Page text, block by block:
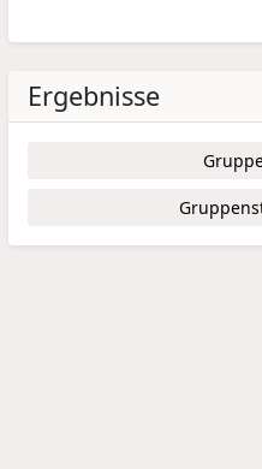
Ergebnisse